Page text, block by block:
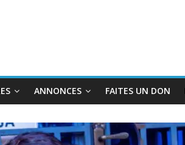
ANNONCES FAITES UN DON